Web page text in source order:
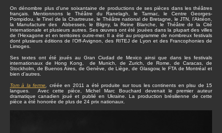
On dénombre plus d’une soixantaine de productions de ses pièces dans les théâtres
français. Mentionnons le Théâtre du Ranelagh, le Tarmac, le Centre Georges-
Pompidou, le Tinel de la Chartreuse, le Théâtre national de Bretagne, le JTN, l’Aktéon,
la Manufacture des Abbesses, le Bligny, la Reine Blanche, le Théâtre de la Cité
Internationale et plusieurs autres. Ses œuvres ont été jouées dans la plupart des villes
de l’Hexagone et en territoires outre-mer. Il a été au programme de nombreux festivals
dont plusieurs éditions de l’Off-Avignon, des RITEJ de Lyon et des Francophonies de
Limoges.
Ses textes ont été joués au Gran Ciudad de Mexico ainsi que dans les festivals
internationaux de Hong Kong, de Munich, de Zurich, de Rome, de Caracas, de
Stockholm, de Buenos Aires, de Genève, de Liège, de Glasgow, le FTA de Montréal et
bien d’autres.
Tom à la ferme
créée en 2011 a été produite sur tous les continents en plsu de 15
langues. Avec cette pièce, Michel Marc Bouchard devenait le premier auteur
dramatique canadien joué et publié en Ukraine. La production brésilienne de cette
pièce a été honorée de plus de 24 prix nationaux.